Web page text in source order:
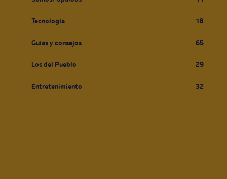
Tecnología 18
Guías y consejos 65
Los del Pueblo 29
Entretenimiento 32